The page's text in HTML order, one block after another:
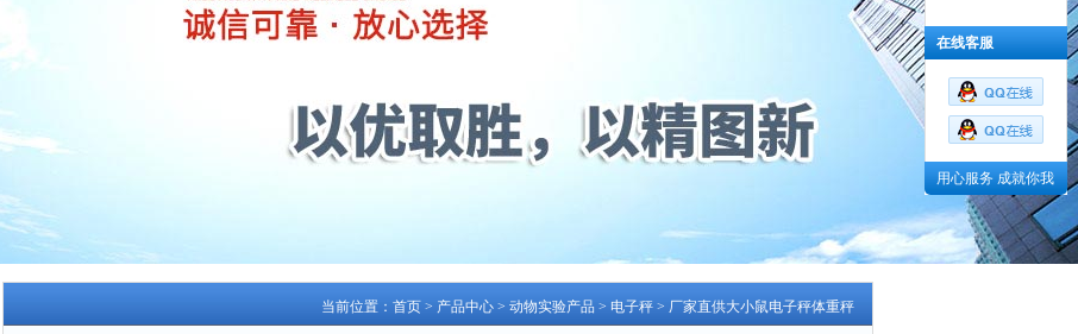
当前位置： 首页 > 产品中心 > 动物实验产品 > 电子秤 > 厂家直供大小鼠电子秤体重秤
在线客服
用心服务 成就你我